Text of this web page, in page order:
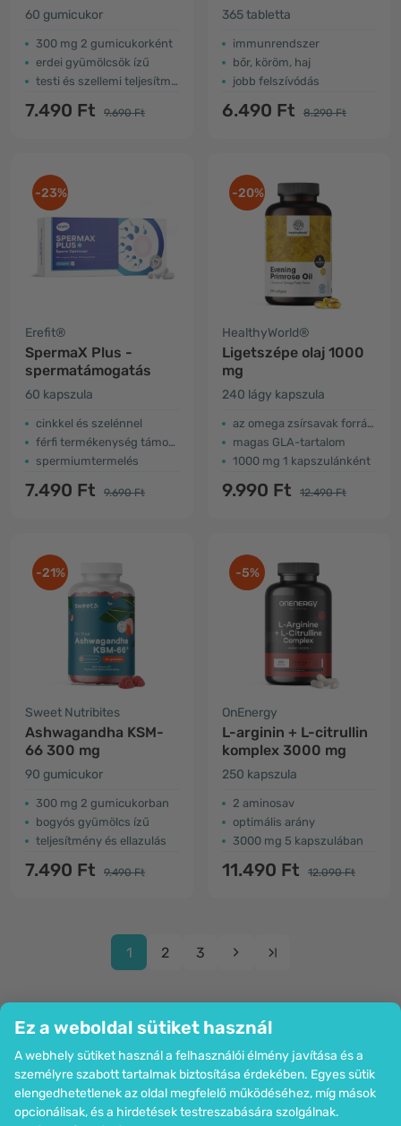
Ez a weboldal sütiket használ
A webhely sütiket használ a felhasználói élmény javítása és a
személyre szabott tartalmak biztosítása érdekében. Egyes sütik
elengedhetetlenek az oldal megfelelő működéséhez, míg mások
opcionálisak, és a hirdetések testreszabására szolgálnak.
60 gumicukor
300 mg 2 gumicukorként
erdei gyümölcsök ízű
testi és szellemi teljesítmény
7.490 Ft 9.690 Ft
365 tabletta
immunrendszer
bőr, köröm, haj
jobb felszívódás
6.490 Ft 8.290 Ft
-23%
Erefit®
SpermaX Plus -
spermatámogatás
60 kapszula
cinkkel és szelénnel
férfi termékenység támogatása
spermiumtermelés
7.490 Ft 9.690 Ft
-20%
HealthyWorld®
Ligetszépe olaj 1000
mg
240 lágy kapszula
az omega zsírsavak forrása
magas GLA-tartalom
1000 mg 1 kapszulánként
9.990 Ft 12.490 Ft
-21%
Sweet Nutribites
Ashwagandha KSM-
66 300 mg
90 gumicukor
300 mg 2 gumicukorban
bogyós gyümölcs ízű
teljesítmény és ellazulás
7.490 Ft 9.490 Ft
-5%
OnEnergy
L-arginin + L-citrullin
komplex 3000 mg
250 kapszula
2 aminosav
optimális arány
3000 mg 5 kapszulában
11.490 Ft 12.090 Ft
1 2 3
Cég
Információk
Csatlakozzon hozzánk